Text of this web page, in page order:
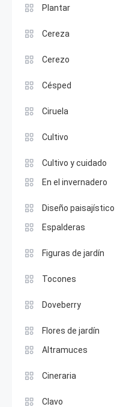
Plantar
Cereza
Cerezo
Césped
Ciruela
Cultivo
Cultivo y cuidado
En el invernadero
Diseño paisajístico
Espalderas
Figuras de jardín
Tocones
Doveberry
Flores de jardín
Altramuces
Cineraria
Clavo